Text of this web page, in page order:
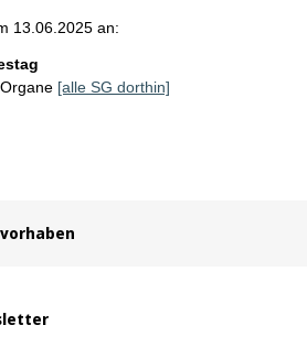
13.06.2025 an:
Organe [alle SG dorthin]